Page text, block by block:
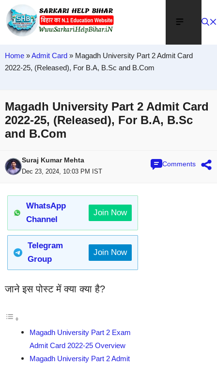
Home »Admit Card » Magadh University Part 2 Admit Card
2022-25, (Released), For B.A, B.Sc and B.Com
Magadh University Part 2 Admit Card
2022-25, (Released), For B.A, B.Sc
and B.Com
Suraj Kumar Mehta
Dec 23, 2024, 10:03 PM IST
Comments
WhatsApp
Channel
Join Now
Telegram
Group
Join Now
जाने इस पोस्ट में क्या क्या है?
Magadh University Part 2 Exam
Admit Card 2022-25 Overview
Magadh University Part 2 Admit